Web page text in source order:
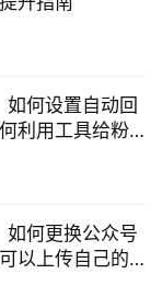
何设置自动回
利用工具给粉
何更换公众号
以上传自己的